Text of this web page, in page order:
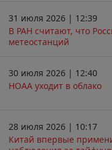
31 июля 2026 | 12:39
В РАН считают, что
метеостанций
30 июля 2026 | 12:40
НОАА уходит в облако
28 июля 2026 | 10:17
Китай впервые